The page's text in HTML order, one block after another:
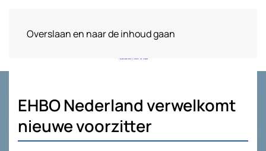
Overslaan en naar de inhoud gaan
EHBO Nederland verwelkomt
nieuwe voorzitter